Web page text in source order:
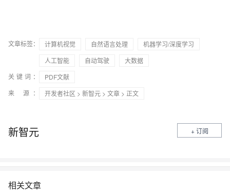
文章标签： 计算机视觉 自然语言处理
机器学习/深度学习
人工智能
自动驾驶
大数据
关键词：
PDF文献
来 源：
开发者社区 > 新智元 > 文章 > 正文
新智元 + 订阅
相关文章